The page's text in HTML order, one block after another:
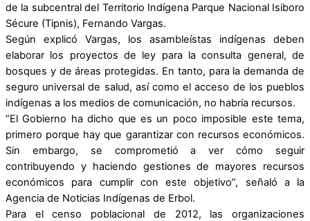
de la subcentral del Territorio Indígena Parque Nacional Isiboro
Sécure (Tipnis), Fernando Vargas.
Según explicó Vargas, los asambleístas indígenas deben
elaborar los proyectos de ley para la consulta general, de
bosques y de áreas protegidas. En tanto, para la demanda de
seguro universal de salud, así como el acceso de los pueblos
indígenas a los medios de comunicación, no habría recursos.
“El Gobierno ha dicho que es un poco imposible este tema,
primero porque hay que garantizar con recursos económicos.
Sin embargo, se comprometió a ver cómo seguir
contribuyendo y haciendo gestiones de mayores recursos
económicos para cumplir con este objetivo”, señaló a la
Agencia de Noticias Indígenas de Erbol.
Para el censo poblacional de 2012, las organizaciones